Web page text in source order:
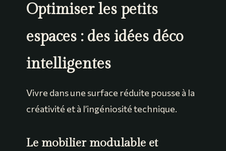
Optimiser les petits
espaces : des idées déco
intelligentes
Vivre dans une surface réduite pousse à la
créativité et à l’ingéniosité technique.
Le mobilier modulable et